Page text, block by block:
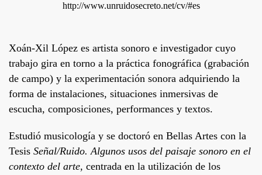
http://www.unruidosecreto.net/cv/#es
Xoán-Xil López es artista sonoro e investigador cuyo
trabajo gira en torno a la práctica fonográfica (grabación
de campo) y la experimentación sonora adquiriendo la
forma de instalaciones, situaciones inmersivas de
escucha, composiciones, performances y textos.
Estudió musicología y se doctoró en Bellas Artes con la
Tesis Señal/Ruido. Algunos usos del paisaje sonoro en el
contexto del arte, centrada en la utilización de los